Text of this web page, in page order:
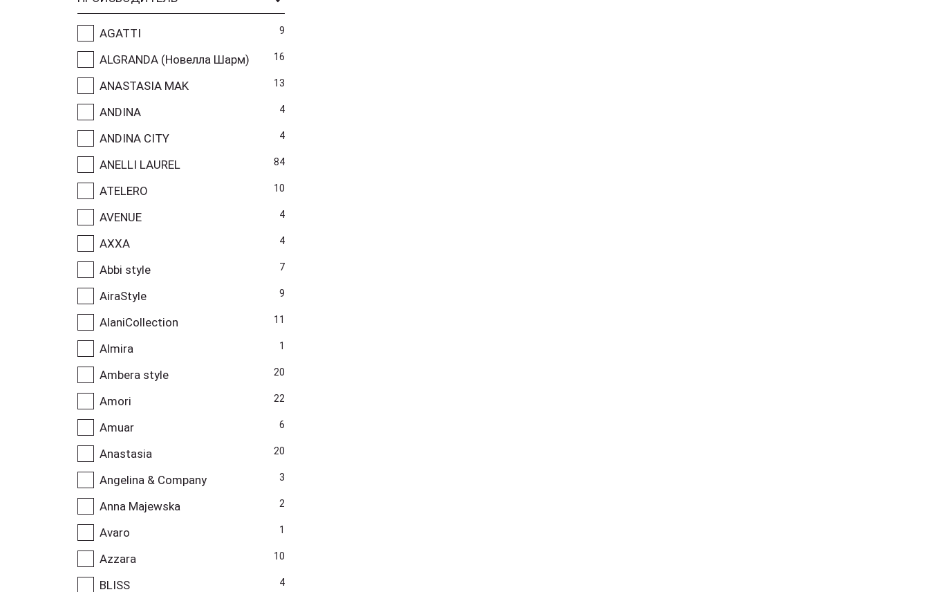
AGATTI 9
ALGRANDA (Новелла Шарм) 16
ANASTASIA MAK 13
ANDINA 4
ANDINA CITY 4
ANELLI LAUREL 84
ATELERO 10
AVENUE 4
AXXA 4
Abbi style 7
AiraStyle 9
AlaniCollection 11
Almira 1
Ambera style 20
Amori 22
Amuar 6
Anastasia 20
Angelina & Company 3
Anna Majewska 2
Avaro 1
Azzara 10
BLISS 4